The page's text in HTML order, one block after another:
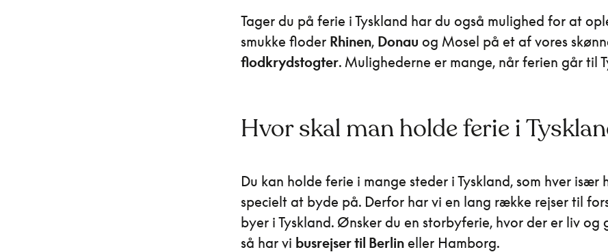
Tager du på ferie i Tyskland har du også mulighed for at
smukke floder Rhinen, Donau og Mosel på et af vores
flodkrydstogter. Mulighederne er mange, når ferien går til
Hvor skal man holde ferie i
Du kan holde ferie i mange steder i Tyskland, som hver især
specielt at byde på. Derfor har vi en lang række rejser til
byer i Tyskland. Ønsker du en storbyferie, hvor der er liv og
så har vi busrejser til Berlin eller Hamborg.